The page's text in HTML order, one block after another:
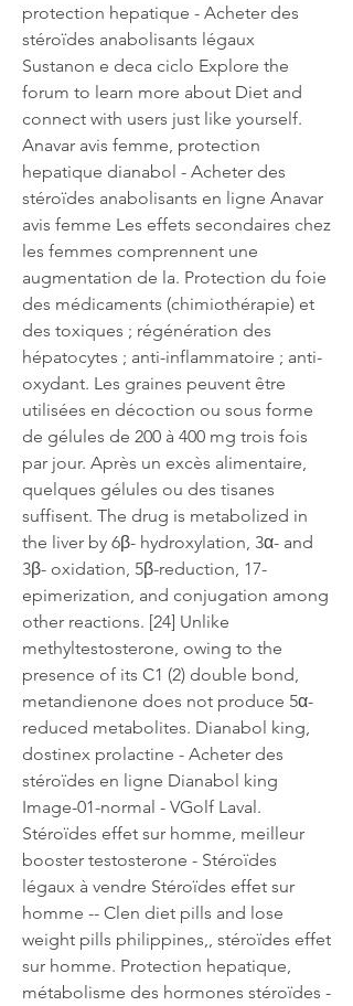
protection hepatique - Acheter des
stéroïdes anabolisants légaux
Sustanon e deca ciclo Explore the
forum to learn more about Diet and
connect with users just like yourself.
Anavar avis femme, protection
hepatique dianabol - Acheter des
stéroïdes anabolisants en ligne Anavar
avis femme Les effets secondaires chez
les femmes comprennent une
augmentation de la. Protection du foie
des médicaments (chimiothérapie) et
des toxiques ; régénération des
hépatocytes ; anti-inflammatoire ; anti-
oxydant. Les graines peuvent être
utilisées en décoction ou sous forme
de gélules de 200 à 400 mg trois fois
par jour. Après un excès alimentaire,
quelques gélules ou des tisanes
suffisent. The drug is metabolized in
the liver by 6β- hydroxylation, 3α- and
3β- oxidation, 5β-reduction, 17-
epimerization, and conjugation among
other reactions. [24] Unlike
methyltestosterone, owing to the
presence of its C1 (2) double bond,
metandienone does not produce 5α-
reduced metabolites. Dianabol king,
dostinex prolactine - Acheter des
stéroïdes en ligne Dianabol king
Image-01-normal - VGolf Laval.
Stéroïdes effet sur homme, meilleur
booster testosterone - Stéroïdes
légaux à vendre Stéroïdes effet sur
homme -- Clen diet pills and lose
weight pills philippines,, stéroïdes effet
sur homme. Protection hepatique,
métabolisme des hormones stéroïdes -